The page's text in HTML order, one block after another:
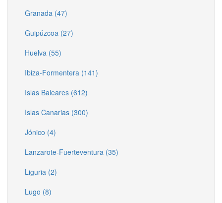
Granada (47)
Guipúzcoa (27)
Huelva (55)
Ibiza-Formentera (141)
Islas Baleares (612)
Islas Canarias (300)
Jónico (4)
Lanzarote-Fuerteventura (35)
Liguria (2)
Lugo (8)